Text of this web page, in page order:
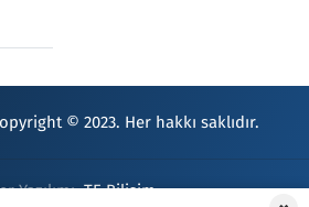
© 2023. Her hakkı saklıdır.
Yazılımı:TE Bilişim